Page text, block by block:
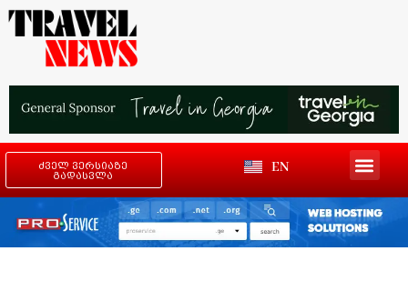
ძველ ვერსიაზე
გადასვლა
EN